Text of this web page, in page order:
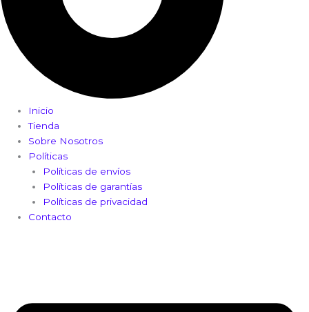
Inicio
Tienda
Sobre Nosotros
Políticas
Políticas de envíos
Políticas de garantías
Políticas de privacidad
Contacto